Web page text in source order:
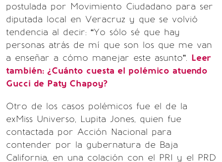
postulada por Movimiento Ciudadano para ser
diputada local en Veracruz y que se volvió
tendencia al decir: “Yo sólo sé que hay
personas atrás de mí que son los que me van
a enseñar a cómo manejar este asunto”. Leer
también: ¿Cuánto cuesta el polémico atuendo
Gucci de Paty Chapoy?
Otro de los casos polémicos fue el de la
exMiss Universo, Lupita Jones, quien fue
contactada por Acción Nacional para
contender por la gubernatura de Baja
California, en una colación con el PRI y el PRD